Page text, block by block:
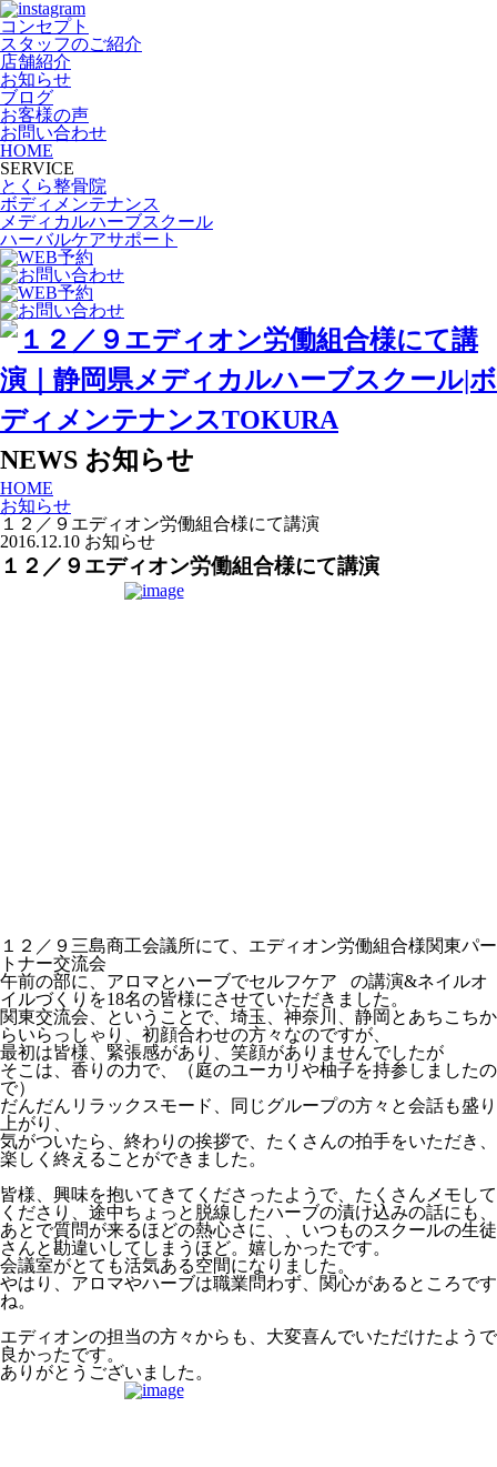
コンセプト
スタッフのご紹介
店舗紹介
お知らせ
ブログ
お客様の声
お問い合わせ
HOME
SERVICE
とくら整骨院
ボディメンテナンス
メディカルハーブスクール
ハーバルケアサポート
NEWS お知らせ
HOME
お知らせ
１２／９エディオン労働組合様にて講演
2016.12.10 お知らせ
１２／９エディオン労働組合様にて講演
１２／９三島商工会議所にて、エディオン労働組合様関東パー
トナー交流会
午前の部に、アロマとハーブでセルフケア の講演&ネイルオ
イルづくりを18名の皆様にさせていただきました。
関東交流会、ということで、埼玉、神奈川、静岡とあちこちか
らいらっしゃり、初顔合わせの方々なのですが、
最初は皆様、緊張感があり、笑顔がありませんでしたが
そこは、香りの力で、（庭のユーカリや柚子を持参しましたの
で）
だんだんリラックスモード、同じグループの方々と会話も盛り
上がり、
気がついたら、終わりの挨拶で、たくさんの拍手をいただき、
楽しく終えることができました。
皆様、興味を抱いてきてくださったようで、たくさんメモして
くださり、途中ちょっと脱線したハーブの漬け込みの話にも、
あとで質問が来るほどの熱心さに、、いつものスクールの生徒
さんと勘違いしてしまうほど。嬉しかったです。
会議室がとても活気ある空間になりました。
やはり、アロマやハーブは職業問わず、関心があるところです
ね。
エディオンの担当の方々からも、大変喜んでいただけたようで
良かったです。
ありがとうございました。